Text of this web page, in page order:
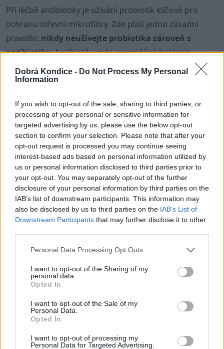
Dobrá Kondice - Do Not Process My Personal
Information
If you wish to opt-out of the sale, sharing to third parties, or
processing of your personal or sensitive information for
targeted advertising by us, please use the below opt-out
section to confirm your selection. Please note that after your
opt-out request is processed you may continue seeing
interest-based ads based on personal information utilized by
us or personal information disclosed to third parties prior to
your opt-out. You may separately opt-out of the further
disclosure of your personal information by third parties on the
IAB’s list of downstream participants. This information may
also be disclosed by us to third parties on the IAB’s List of
Downstream Participants that may further disclose it to other
Personal Data Processing Opt Outs
I want to opt-out of the Sharing of my
personal data.
Opted In
I want to opt-out of the Sale of my
Personal Data.
Opted In
I want to opt-out of processing my
Personal Data for Targeted Advertising.
Při léčbě antibiotiky je užívání probiotik klíčové pro
ochranu střevní mikroflóry. Zde platí jedno zásadní
pravidlo: nikdy neužívejte probiotika zároveň s
antibiotiky. Antibiotikum by prospěšné bakterie
okamžitě zničilo. Dodržujte proto
časový odstup
minimálně 2 až 3 hodiny
Zdroje: Healthline.com, Szu.cz
Foto: Shutterstock.com
Témata článku:
zdraví zdravá výživa prevence imunita